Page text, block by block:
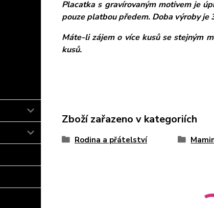
Placatka s gravírovaným motivem je
pouze platbou předem. Doba výroby je
Máte-li zájem o více kusů se stejným
kusů.
Zboží zařazeno v kategoriích
Rodina a přátelství